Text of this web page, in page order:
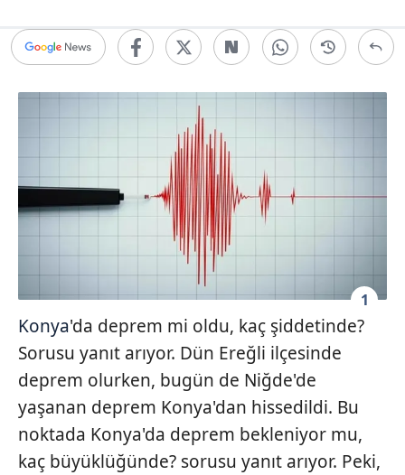
1
Konya'da deprem mi oldu, kaç şiddetinde?
Sorusu yanıt arıyor. Dün Ereğli ilçesinde
deprem olurken, bugün de Niğde'de
yaşanan deprem Konya'dan hissedildi. Bu
noktada Konya'da deprem bekleniyor mu,
kaç büyüklüğünde? sorusu yanıt arıyor. Peki,